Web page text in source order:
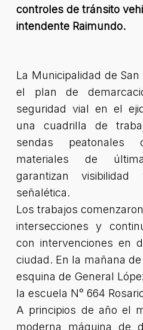
controles de tránsito
intendente Raimundo.
La Municipalidad de
el plan de
seguridad vial en el
una cuadrilla de
sendas peatonales
materiales de
garantizan
señalética.
Los trabajos
intersecciones y
con intervenciones en
ciudad. En la mañana
esquina de General
la escuela N° 664
A principios de año el
moderna máquina de